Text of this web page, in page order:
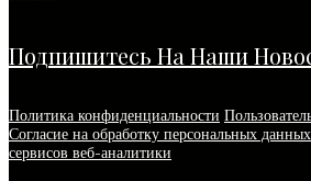
Подпишитесь На Наши
Политика конфиденциальности
Согласие на обработку персональных данных
сервисов веб-аналитики